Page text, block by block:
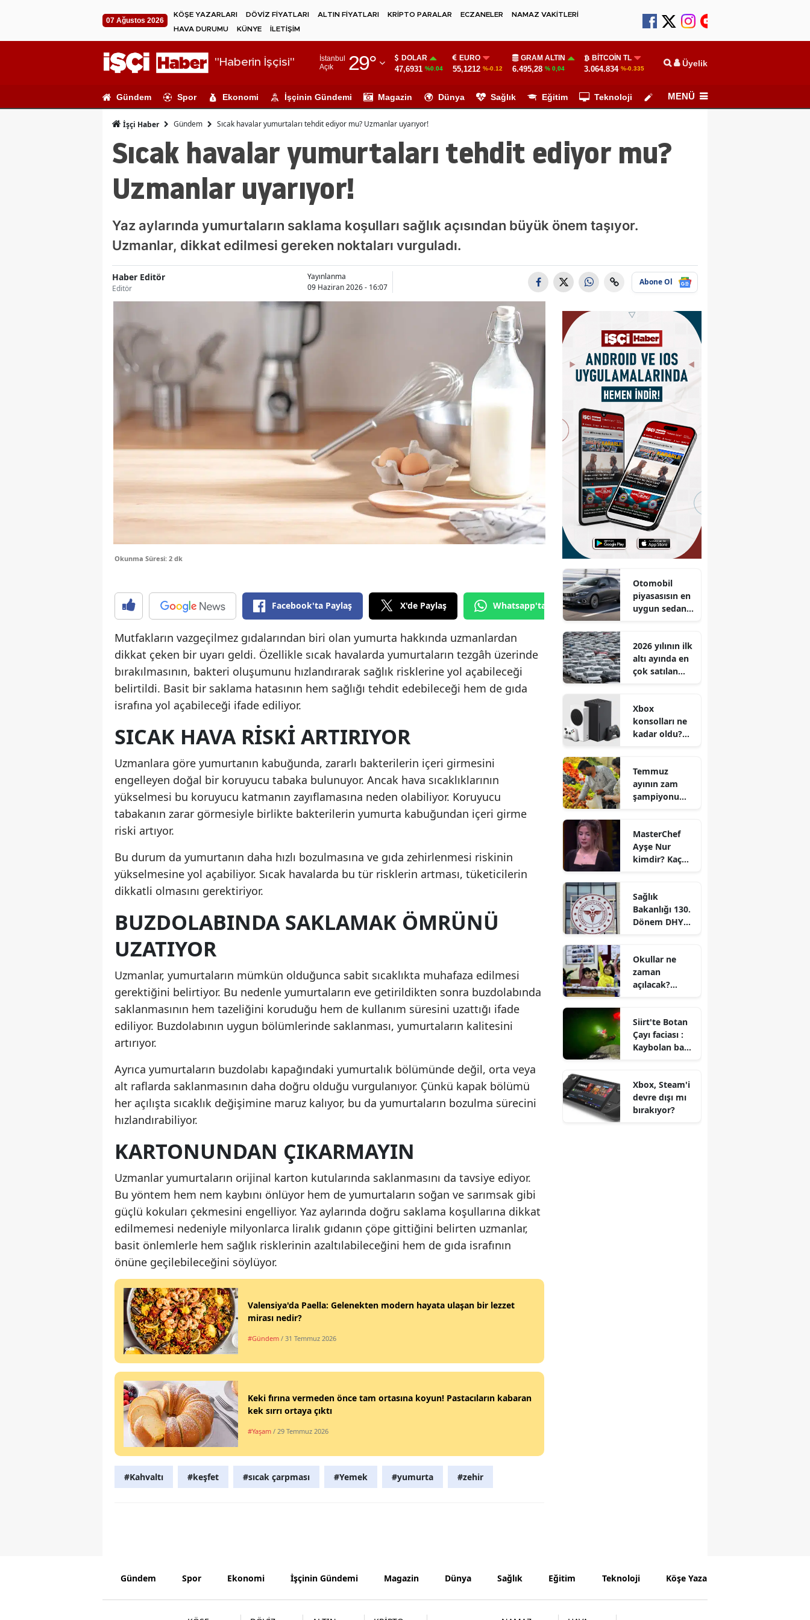
07 Ağustos 2026
KÖŞE YAZARLARI DÖVİZ FİYATLARI ALTIN FİYATLARI KRİPTO PARALAR ECZANELER
NAMAZ VAKİTLERİ
HAVA DURUMU
KÜNYE İLETİŞİM
"Haberin İşçisi"
İstanbul
Açık
29°
Adıyaman
Ağrı
Ankara
Antalya
Aydın
Bilecik
Bursa
Çanakkale
Çankırı
Çorum
Denizli
Erzincan
Eskişehir
Gaziantep
Gümüşhane
Hatay
Isparta
İzmir
Kastamonu
Kırklareli
Kırşehir
Kocaeli
Kütahya
Malatya
Kahramanmaraş
Mardin
Muğla
Muş
Nevşehir
Samsun
Siirt
Tekirdağ
Van
DOLAR
47,6931 %0.04
EURO
55,1212 %-0.12
GRAM ALTIN
6.495,28 % 0,04
BITCOIN TL
3.064.834 %-0.335 Üyelik
Gündem Spor Ekonomi İşçinin Gündemi Magazin Dünya Sağlık Eğitim Teknoloji Köşe Yazarları
MENÜ
İşçi Haber Gündem Sıcak havalar yumurtaları tehdit ediyor mu? Uzmanlar uyarıyor!
Sıcak havalar yumurtaları tehdit ediyor mu?
Uzmanlar uyarıyor!
Yaz aylarında yumurtaların saklama koşulları sağlık açısından büyük önem taşıyor.
Uzmanlar, dikkat edilmesi gereken noktaları vurguladı.
Haber Editör
Editör
Yayınlanma
09 Haziran 2026 - 16:07
Abone Ol
Okunma Süresi: 2 dk
Facebook'ta Paylaş X'de Paylaş Whatsapp'tan Gönder
Mutfakların vazgeçilmez gıdalarından biri olan yumurta hakkında uzmanlardan
dikkat çeken bir uyarı geldi. Özellikle sıcak havalarda yumurtaların tezgâh üzerinde
bırakılmasının, bakteri oluşumunu hızlandırarak sağlık risklerine yol açabileceği
belirtildi. Basit bir saklama hatasının hem sağlığı tehdit edebileceği hem de gıda
israfına yol açabileceği ifade ediliyor.
SICAK HAVA RISKI ARTIRIYOR
Uzmanlara göre yumurtanın kabuğunda, zararlı bakterilerin içeri girmesini
engelleyen doğal bir koruyucu tabaka bulunuyor. Ancak hava sıcaklıklarının
yükselmesi bu koruyucu katmanın zayıflamasına neden olabiliyor. Koruyucu
tabakanın zarar görmesiyle birlikte bakterilerin yumurta kabuğundan içeri girme
riski artıyor.
Bu durum da yumurtanın daha hızlı bozulmasına ve gıda zehirlenmesi riskinin
yükselmesine yol açabiliyor. Sıcak havalarda bu tür risklerin artması, tüketicilerin
dikkatli olmasını gerektiriyor.
BUZDOLABINDA SAKLAMAK ÖMRÜNÜ
UZATIYOR
Uzmanlar, yumurtaların mümkün olduğunca sabit sıcaklıkta muhafaza edilmesi
gerektiğini belirtiyor. Bu nedenle yumurtaların eve getirildikten sonra buzdolabında
saklanmasının hem tazeliğini koruduğu hem de kullanım süresini uzattığı ifade
ediliyor. Buzdolabının uygun bölümlerinde saklanması, yumurtaların kalitesini
artırıyor.
Ayrıca yumurtaların buzdolabı kapağındaki yumurtalık bölümünde değil, orta veya
alt raflarda saklanmasının daha doğru olduğu vurgulanıyor. Çünkü kapak bölümü
her açılışta sıcaklık değişimine maruz kalıyor, bu da yumurtaların bozulma sürecini
hızlandırabiliyor.
KARTONUNDAN ÇIKARMAYIN
Uzmanlar yumurtaların orijinal karton kutularında saklanmasını da tavsiye ediyor.
Bu yöntem hem nem kaybını önlüyor hem de yumurtaların soğan ve sarımsak gibi
güçlü kokuları çekmesini engelliyor. Yaz aylarında doğru saklama koşullarına dikkat
edilmemesi nedeniyle milyonlarca liralık gıdanın çöpe gittiğini belirten uzmanlar,
basit önlemlerle hem sağlık risklerinin azaltılabileceğini hem de gıda israfının
önüne geçilebileceğini söylüyor.
Valensiya'da Paella: Gelenekten modern hayata ulaşan bir lezzet
mirası nedir?
#Gündem / 31 Temmuz 2026
Keki fırına vermeden önce tam ortasına koyun! Pastacıların kabaran
kek sırrı ortaya çıktı
#Yaşam / 29 Temmuz 2026
#Kahvaltı #keşfet #sıcak çarpması #Yemek #yumurta #zehir
Otomobil
piyasasısın en
uygun sedan
80.900 TL daha
ucuz!
2026 yılının ilk
altı ayında en
çok satılan
oldu
Xbox
konsolları ne
kadar oldu?
Temmuz
ayının zam
şampiyonu
MasterChef
Ayşe Nur
kimdir? Kaç
Sağlık
Bakanlığı 130.
Dönem DHY
çekilecek?
Sonuçlar ne
zaman
Okullar ne
zaman
açılacak?
öğretim yılı
okul açılış
tarihleri
Siirt'te Botan
Çayı faciası :
Kaybolan baba
oğlunun
cansız bedeni
bulundu
Xbox, Steam'i
devre dışı mı
bırakıyor?
Gündem Spor Ekonomi İşçinin Gündemi Magazin Dünya Sağlık Eğitim Teknoloji Köşe Yazarları